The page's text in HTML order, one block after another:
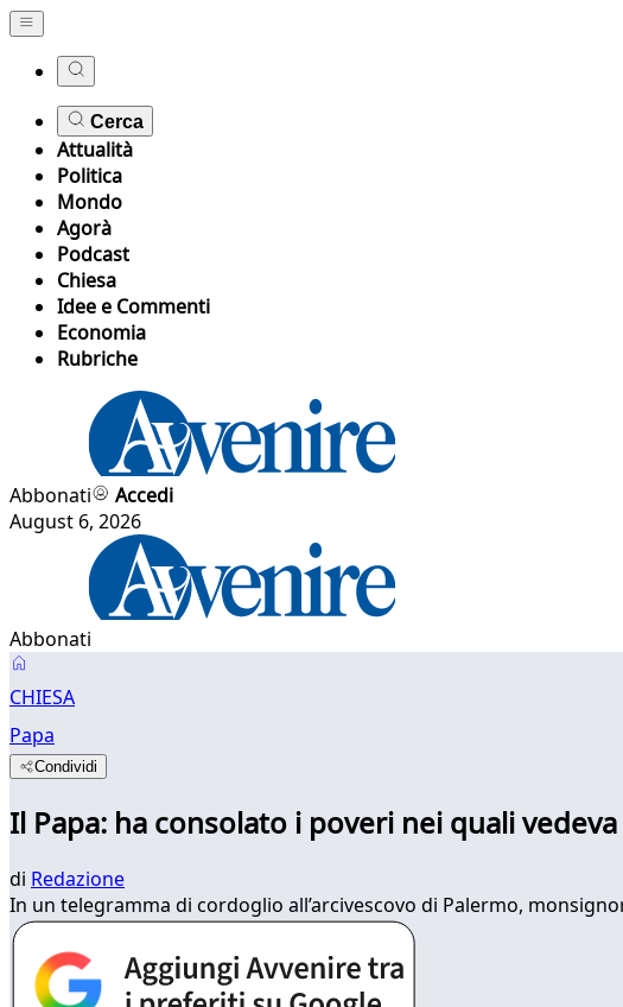
Cerca
Attualità
Politica
Mondo
Agorà
Podcast
Chiesa
Idee e Commenti
Economia
Rubriche
Abbonati
Accedi
August 6, 2026
Abbonati
CHIESA
Papa
Condividi
Il Papa: ha consolato i poveri nei quali
di Redazione
In un telegramma di cordoglio all’arcivescovo di Palermo,